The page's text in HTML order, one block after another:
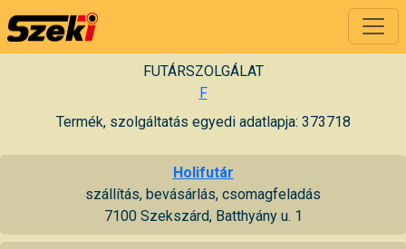
FUTÁRSZOLGÁLAT
F
Termék, szolgáltatás egyedi adatlapja: 373718
Holifutár
szállítás, bevásárlás, csomagfeladás
7100 Szekszárd, Batthyány u. 1